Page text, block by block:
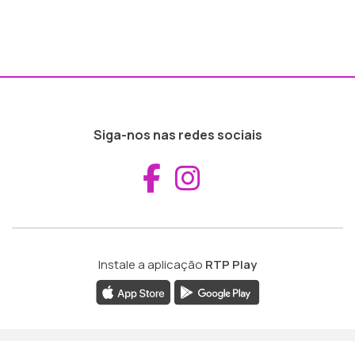
Siga-nos nas redes sociais
Aceder ao
Instale a aplicação RTP Play